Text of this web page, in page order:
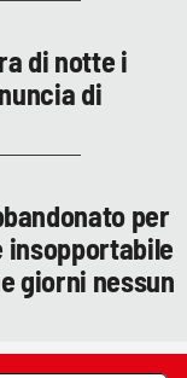
di notte i
di
per
insopportabile
giorni nessun